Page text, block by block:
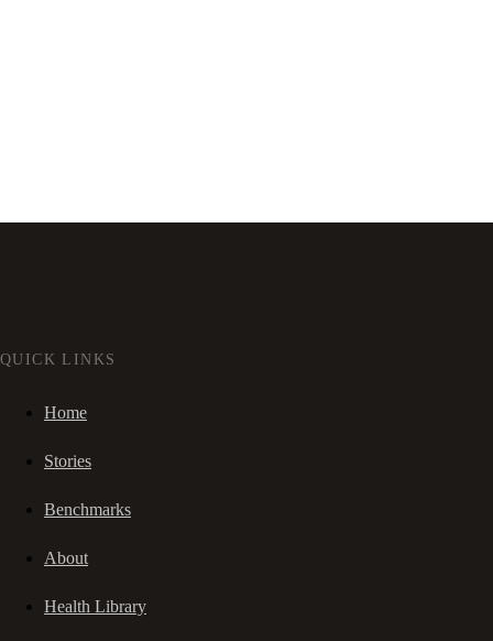
QUICK LINKS
Home
Stories
Benchmarks
About
Health Library